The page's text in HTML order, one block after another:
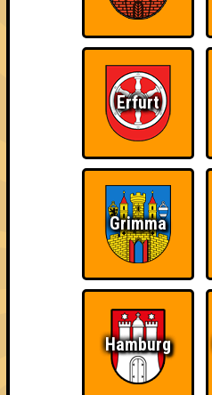
Errungenschaften
Kleiner Hinweis: bei uns sind
verlieren, trotzdem auf dem 1.
schließlich verdient!
Errungenschaften für den 1. Platz.
Teil der Oberschicht
Schon
Erfurt
Grimma
Hamburg